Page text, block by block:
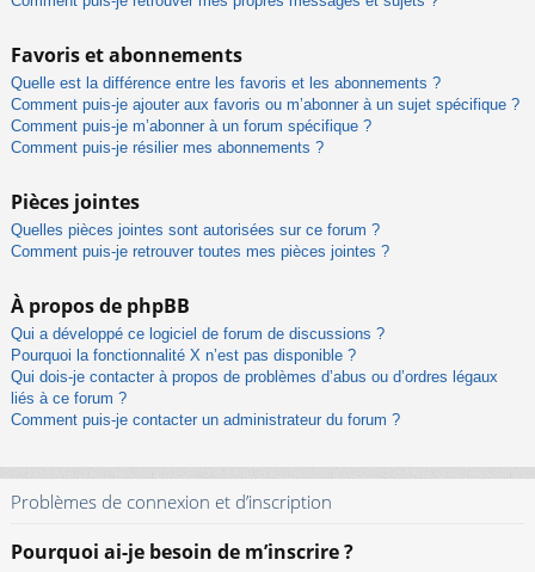
Favoris et abonnements
Quelle est la différence entre les favoris et les abonnements ?
Comment puis-je ajouter aux favoris ou m’abonner à un sujet spécifique ?
Comment puis-je m’abonner à un forum spécifique ?
Comment puis-je résilier mes abonnements ?
Pièces jointes
Quelles pièces jointes sont autorisées sur ce forum ?
Comment puis-je retrouver toutes mes pièces jointes ?
À propos de phpBB
Qui a développé ce logiciel de forum de discussions ?
Pourquoi la fonctionnalité X n’est pas disponible ?
Qui dois-je contacter à propos de problèmes d’abus ou d’ordres légaux
liés à ce forum ?
Comment puis-je contacter un administrateur du forum ?
Problèmes de connexion et d’inscription
Pourquoi ai-je besoin de m’inscrire ?